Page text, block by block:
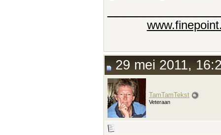
29 mei 2011,
TamTamTekst
Veteraan